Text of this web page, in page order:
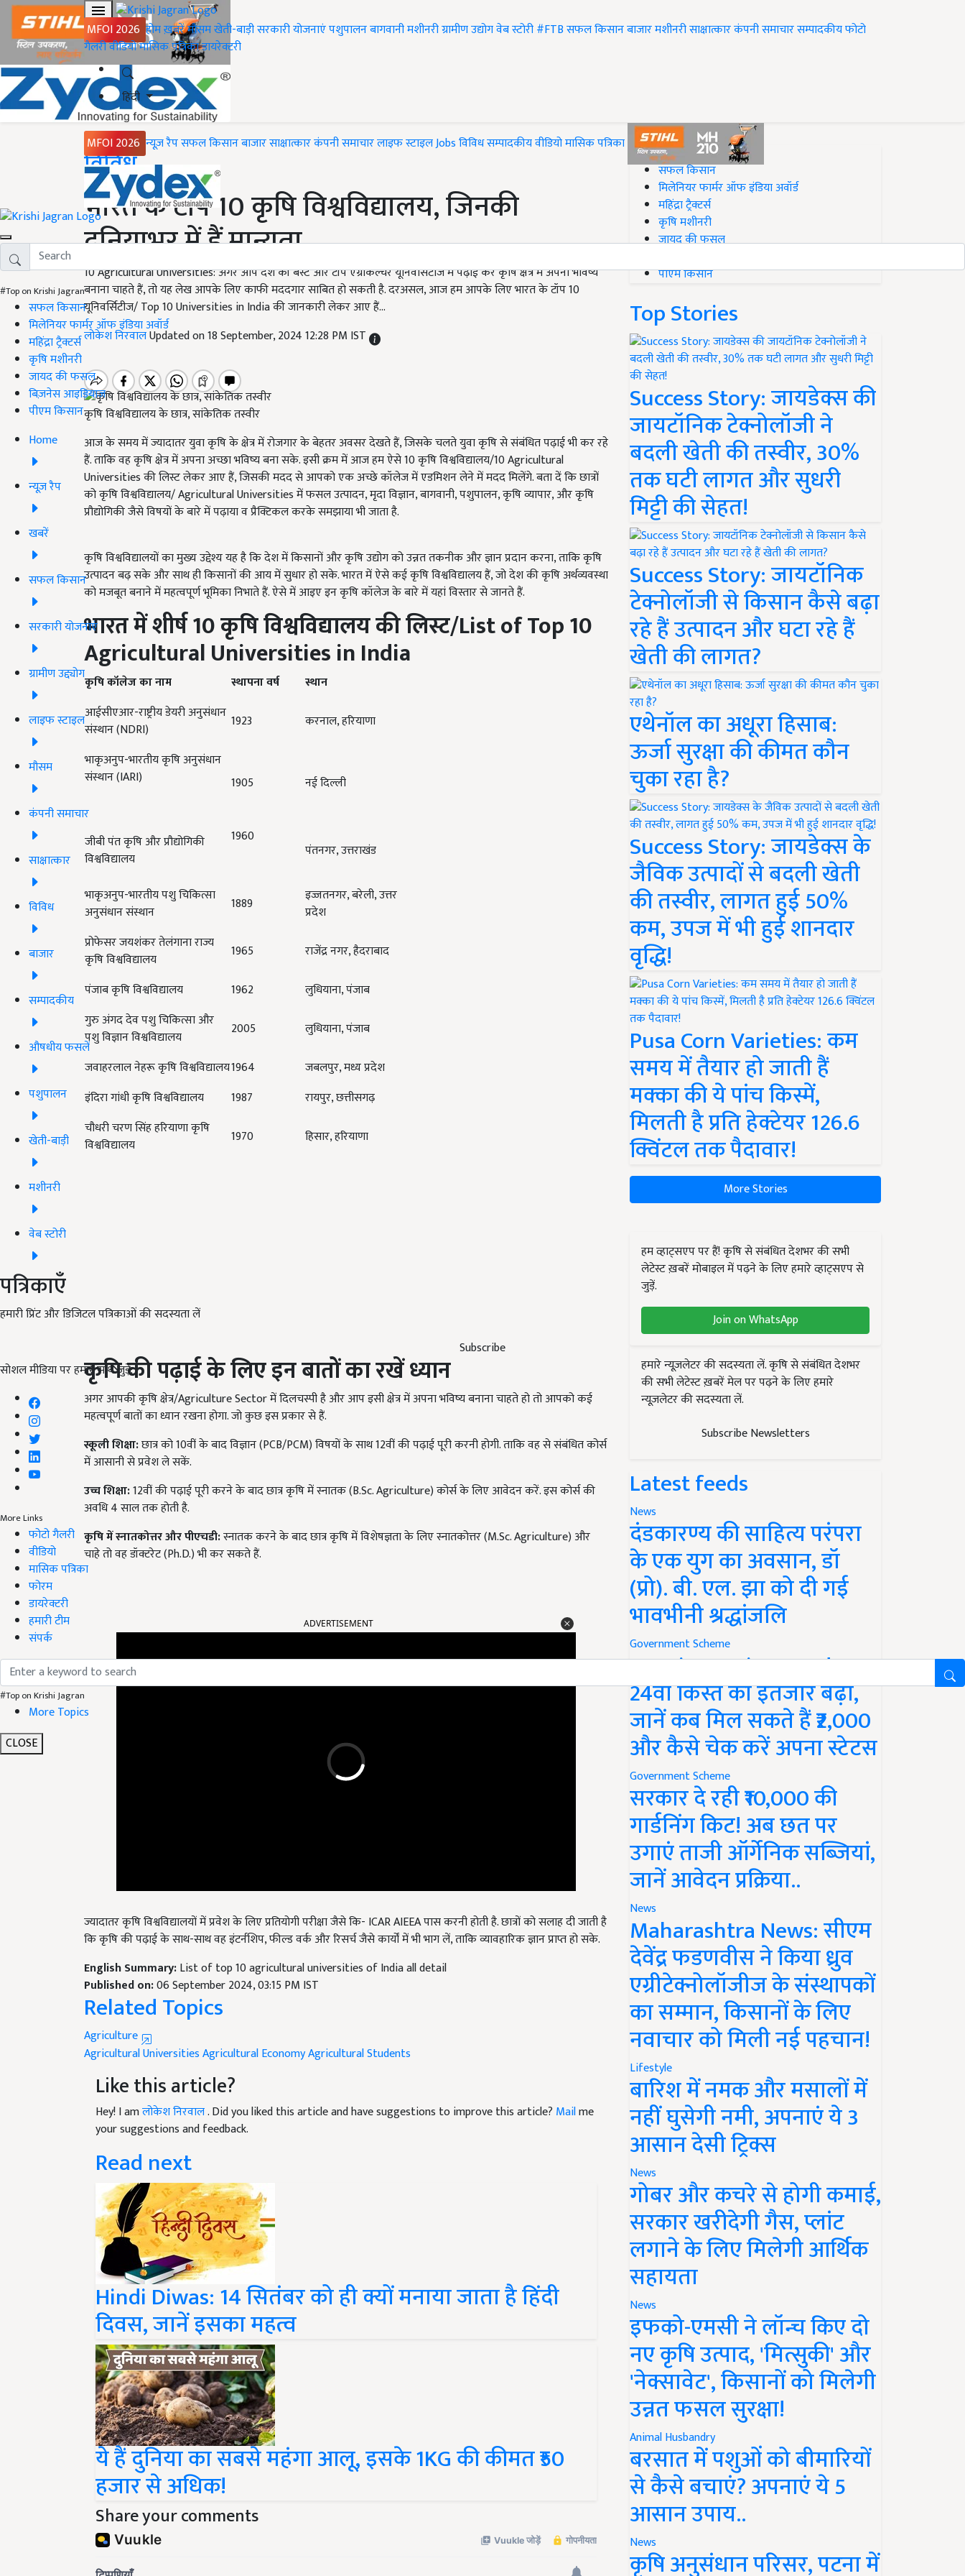
MFOI 2026 होमख़बरेंमौसमखेती-बाड़ीसरकारी योजनाएंपशुपालनबागवानीमशीनरीग्रामीण उद्योगवेब स्टोरी#FTBसफल किसानबाजारमशीनरीसाक्षात्कारकंपनी समाचारसम्पादकीयफोटो
गैलरीवीडियोमासिक पत्रिकाडायरेक्टरी
हिंदी
MFOI 2026 न्यूज़ रैपसफल किसानबाजारसाक्षात्कारकंपनी समाचारलाइफ स्टाइलJobsविविधसम्पादकीयवीडियोमासिक पत्रिका
#Top on Krishi Jagran
सफल किसान
मिलेनियर फार्मर ऑफ इंडिया अवॉर्ड
महिंद्रा ट्रैक्टर्स
कृषि मशीनरी
जायद की फसल
बिज़नेस आइडियाज
पीएम किसान
Home
न्यूज़ रैप
खबरें
सफल किसान
सरकारी योजनाएं
ग्रामीण उद्द्योग
लाइफ स्टाइल
मौसम
कंपनी समाचार
साक्षात्कार
विविध
बाजार
सम्पादकीय
औषधीय फसलें
पशुपालन
खेती-बाड़ी
मशीनरी
वेब स्टोरी
पत्रिकाएँ
हमारी प्रिंट और डिजिटल पत्रिकाओं की सदस्यता लें
Subscribe
सोशल मीडिया पर हमारे साथ जुड़ें:
More Links
फोटो गैलरी
वीडियो
मासिक पत्रिका
फोरम
डायरेक्टरी
हमारी टीम
संपर्क
#Top on Krishi Jagran
More Topics
CLOSE
Home
विविध
भारत के टॉप 10 कृषि विश्वविद्यालय, जिनकी
दुनियाभर में हैं मान्यता
10 Agricultural Universities: अगर आप देश की बेस्ट और टॉप एग्रीकल्चर यूनिवर्सिटीज में पढ़ाई कर कृषि क्षेत्र में अपना भविष्य
बनाना चाहते हैं, तो यह लेख आपके लिए काफी मददगार साबित हो सकती है. दरअसल, आज हम आपके लिए भारत के टॉप 10
यूनिवर्सिटीज/ Top 10 Universities in India की जानकारी लेकर आए हैं...
लोकेश निरवालUpdated on 18 September, 2024 12:28 PM IST
कृषि विश्वविद्यालय के छात्र, सांकेतिक तस्वीर
आज के समय में ज्यादातर युवा कृषि के क्षेत्र में रोजगार के बेहतर अवसर देखते हैं, जिसके चलते युवा कृषि से संबंधित पढ़ाई भी कर रहे
हैं. ताकि वह कृषि क्षेत्र में अपना अच्छा भविष्य बना सके. इसी क्रम में आज हम ऐसे 10 कृषि विश्वविद्यालय/10 Agricultural
Universities की लिस्ट लेकर आए हैं, जिसकी मदद से आपको एक अच्छे कॉलेज में एडमिशन लेने में मदद मिलेंगे. बता दें कि छात्रों
को कृषि विश्वविद्यालय/ Agricultural Universities में फसल उत्पादन, मृदा विज्ञान, बागवानी, पशुपालन, कृषि व्यापार, और कृषि
प्रौद्योगिकी जैसे विषयों के बारे में पढ़ाया व प्रैक्टिकल करके समझाया भी जाता है.
कृषि विश्वविद्यालयों का मुख्य उद्देश्य यह है कि देश में किसानों और कृषि उद्योग को उन्नत तकनीक और ज्ञान प्रदान करना, ताकि कृषि
उत्पादन बढ़ सके और साथ ही किसानों की आय में सुधार हो सके. भारत में ऐसे कई कृषि विश्वविद्यालय हैं, जो देश की कृषि अर्थव्यवस्था
को मजबूत बनाने में महत्वपूर्ण भूमिका निभाते हैं. ऐसे में आइए इन कृषि कॉलेज के बारे में यहां विस्तार से जानते हैं.
भारत में शीर्ष10कृषि विश्वविद्यालय की लिस्ट/List of Top 10
Agricultural Universities in India
कृषि कॉलेज का नाम स्थापना वर्ष
स्थान
आईसीएआर-राष्ट्रीय डेयरी अनुसंधान
संस्थान (NDRI)
1923
करनाल, हरियाणा
भाकृअनुप-भारतीय कृषि अनुसंधान
संस्थान (IARI)
1905 नई दिल्ली
जीबी पंत कृषि और प्रौद्योगिकी
विश्वविद्यालय
1960
पंतनगर, उत्तराखंड
भाकृअनुप-भारतीय पशु चिकित्सा
अनुसंधान संस्थान
1889
इज्जतनगर, बरेली, उत्तर
प्रदेश
प्रोफेसर जयशंकर तेलंगाना राज्य
कृषि विश्वविद्यालय
1965
राजेंद्र नगर, हैदराबाद
पंजाब कृषि विश्वविद्यालय
1962
लुधियाना, पंजाब
गुरु अंगद देव पशु चिकित्सा और
पशु विज्ञान विश्वविद्यालय
2005
लुधियाना, पंजाब
जवाहरलाल नेहरू कृषि विश्वविद्यालय1964
जबलपुर, मध्य प्रदेश
इंदिरा गांधी कृषि विश्वविद्यालय
1987
रायपुर, छत्तीसगढ़
चौधरी चरण सिंह हरियाणा कृषि
विश्वविद्यालय
1970 हिसार, हरियाणा
कृषि की पढ़ाई के लिए इन बातों का रखें ध्यान
अगर आपकी कृषि क्षेत्र/Agriculture Sector में दिलचस्पी है और आप इसी क्षेत्र में अपना भविष्य बनाना चाहते हो तो आपको कई
महत्वपूर्ण बातों का ध्यान रखना होगा. जो कुछ इस प्रकार से हैं.
स्कूली शिक्षा:छात्र को 10वीं के बाद विज्ञान (PCB/PCM) विषयों के साथ 12वीं की पढ़ाई पूरी करनी होगी. ताकि वह से संबंधित कोर्स
में आसानी से प्रवेश ले सकें.
उच्च शिक्षा:12वीं की पढ़ाई पूरी करने के बाद छात्र कृषि में स्नातक (B.Sc. Agriculture) कोर्स के लिए आवेदन करें. इस कोर्स की
अवधि 4 साल तक होती है.
कृषि में स्नातकोत्तर और पीएचडी:स्नातक करने के बाद छात्र कृषि में विशेषज्ञता के लिए स्नातकोत्तर (M.Sc. Agriculture) और
चाहे तो वह डॉक्टरेट (Ph.D.) भी कर सकते हैं.
कि कृषि की पढ़ाई के साथ-साथ वह इंटर्नशिप, फील्ड वर्क और रिसर्च जैसे कार्यों में भी भाग लें, ताकि व्यावहारिक ज्ञान प्राप्त हो सके.
English Summary:
List of top 10 agricultural universities of India all detail
Published on:06 September 2024, 03:15 PM IST
Related Topics
Agriculture
Agricultural Universities
Like this article?
Hey! I amलोकेश निरवाल. Did you liked this article and have suggestions to improve this article?
your suggestions and feedback.
Read next
Hindi Diwas: 14 सितंबर को ही क्यों मनाया जाता है हिंदी
दिवस, जानें इसका महत्व
ये हैं दुनिया का सबसे महंगा आलू, इसके 1KG की कीमत ₹50
हजार से अधिक!
Share your comments
#Top on Krishi Jagran
सफल किसान
मिलेनियर फार्मर ऑफ इंडिया अवॉर्ड
महिंद्रा ट्रैक्टर्स
कृषि मशीनरी
जायद की फसल
पीएम किसान
Top Stories
Success Story: जायडेक्स की
जायटॉनिक टेक्नोलॉजी ने
बदली खेती की तस्वीर, 30%
तक घटी लागत और सुधरी
मिट्टी की सेहत!
Success Story: जायटॉनिक
टेक्नोलॉजी से किसान कैसे बढ़ा
रहे हैं उत्पादन और घटा रहे हैं
खेती की लागत?
एथेनॉल का अधूरा हिसाब:
ऊर्जा सुरक्षा की कीमत कौन
चुका रहा है?
Success Story: जायडेक्स के
जैविक उत्पादों से बदली खेती
की तस्वीर, लागत हुई 50%
कम, उपज में भी हुई शानदार
वृद्धि!
Pusa Corn Varieties: कम
समय में तैयार हो जाती हैं
मक्का की ये पांच किस्में,
मिलती है प्रति हेक्टेयर 126.6
क्विंटल तक पैदावार!
More Stories
हम व्हाट्सएप पर हैं! कृषि से संबंधित देशभर की सभी
लेटेस्ट ख़बरें मोबाइल में पढ़ने के लिए हमारे व्हाट्सएप से
जुड़ें.
Join on WhatsApp
हमारे न्यूज़लेटर की सदस्यता लें. कृषि से संबंधित देशभर
की सभी लेटेस्ट ख़बरें मेल पर पढ़ने के लिए हमारे
न्यूज़लेटर की सदस्यता लें.
Subscribe Newsletters
Latest feeds
News
दंडकारण्य की साहित्य परंपरा
के एक युग का अवसान, डॉ
(प्रो). बी. एल. झा को दी गई
भावभीनी श्रद्धांजलि
Government Scheme
PM Kisan Yojana Update:
24वीं किस्त का इंतजार बढ़ा,
जानें कब मिल सकते हैं ₹2,000
और कैसे चेक करें अपना स्टेटस
Government Scheme
सरकार दे रही ₹10,000 की
गार्डनिंग किट! अब छत पर
उगाएं ताजी ऑर्गेनिक सब्जियां,
जानें आवेदन प्रक्रिया..
News
Maharashtra News: सीएम
देवेंद्र फडणवीस ने किया ध्रुव
एग्रीटेक्नोलॉजीज के संस्थापकों
का सम्मान, किसानों के लिए
नवाचार को मिली नई पहचान!
Lifestyle
बारिश में नमक और मसालों में
नहीं घुसेगी नमी, अपनाएं ये 3
आसान देसी ट्रिक्स
News
गोबर और कचरे से होगी कमाई,
सरकार खरीदेगी गैस, प्लांट
लगाने के लिए मिलेगी आर्थिक
सहायता
News
इफको-एमसी ने लॉन्च किए दो
नए कृषि उत्पाद, 'मित्सुकी' और
'नेक्सावेट', किसानों को मिलेगी
उन्नत फसल सुरक्षा!
Animal Husbandry
बरसात में पशुओं को बीमारियों
से कैसे बचाएं? अपनाएं ये 5
आसान उपाय..
News
कृषि अनुसंधान परिसर, पटना में